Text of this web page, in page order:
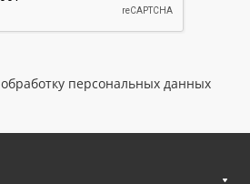
обработку персональных данных